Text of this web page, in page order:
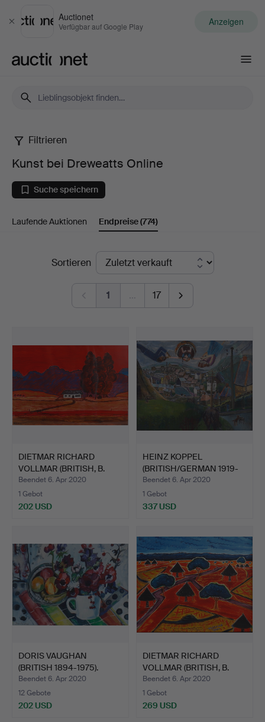
Schließen
Auctionet
Verfügbar auf Google Play Anzeigen
Kunst
bei
Dreweatts
Online
Filtrieren
Kunst bei Dreweatts Online
Suche speichern
Laufende Auktionen Endpreise(774)
EndpreiseSortieren
1 … 17
DIETMAR RICHARD
VOLLMAR (BRITISH, B.
1935)…
Beendet 6. Apr 2020
1 Gebot
202 USD
HEINZ KOPPEL
(BRITISH/GERMAN 1919-
1980). G…
Beendet 6. Apr 2020
1 Gebot
337 USD
DORIS VAUGHAN
(BRITISH 1894-1975).
STILLLE…
Beendet 6. Apr 2020
12 Gebote
202 USD
DIETMAR RICHARD
VOLLMAR (BRITISH, B.
1935)…
Beendet 6. Apr 2020
1 Gebot
269 USD